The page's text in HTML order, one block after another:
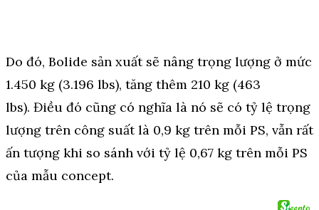
Do đó, Bolide sản xuất sẽ nâng trọng lượng ở mức
1.450 kg (3.196 lbs), tăng thêm 210 kg (463
lbs). Điều đó cũng có nghĩa là nó sẽ có tỷ lệ trọng
lượng trên công suất là 0,9 kg trên mỗi PS, vẫn rất
ấn tượng khi so sánh với tỷ lệ 0,67 kg trên mỗi PS
của mẫu concept.